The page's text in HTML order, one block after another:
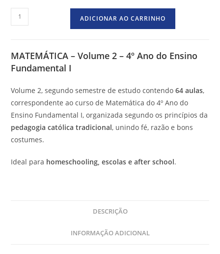
ADICIONAR AO CARRINHO
MATEMÁTICA – Volume 2 – 4º Ano do Ensino
Fundamental I
Volume 2, segundo semestre de estudo contendo64 aulas,
correspondente ao curso de Matemática do 4º Ano do
Ensino Fundamental I, organizada segundo os princípios da
pedagogia católica tradicional, unindo fé, razão e bons
costumes.
Ideal para homeschooling, escolas e after school.
DESCRIÇÃO
INFORMAÇÃO ADICIONAL